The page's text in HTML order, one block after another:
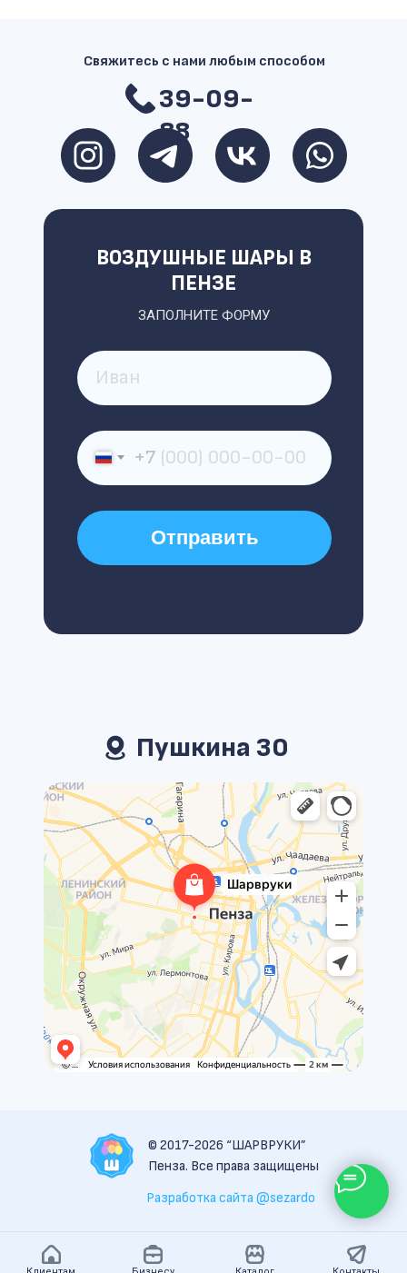
39-09-
88
Пушкина 30
ЗАПОЛНИТЕ ФОРМУ
ВОЗДУШНЫЕ ШАРЫ В
ПЕНЗЕ
+7
Отправить
Свяжитесь с нами любым способом
© 2017-2026 “ШАРВРУКИ”
Пенза. Все права защищены
Разработка сайта @sezardo